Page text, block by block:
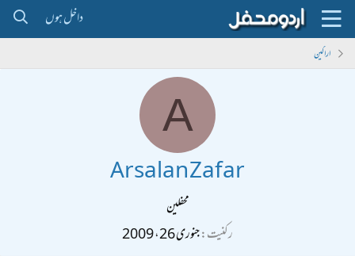
داخل ہوں
اراکین
A
Arsalan Zafar
محفلین
رکنیت جنوری 26، 2009